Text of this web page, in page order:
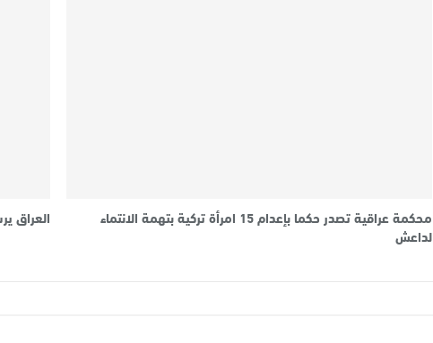
محكمة عراقية تصدر حكما بإعدام 15 امرأة تركية بتهمة الانتماء
لداعش
العراق